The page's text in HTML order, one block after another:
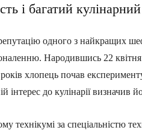
і багатий
одного з найкращих
Народившись 22 квітня
хлопець почав
інтерес до кулінарії визначив
технікумі за спеціальністю